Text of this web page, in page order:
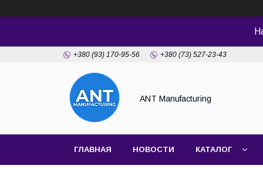
+380 (93) 170-95-56 +380 (73) 527-23-43
ANT Manufacturing
ГЛАВНАЯ НОВОСТИ КАТАЛОГ